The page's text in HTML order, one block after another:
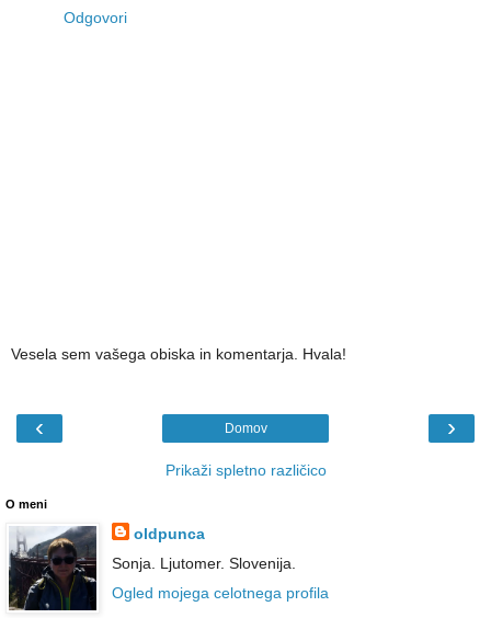
Odgovori
Vesela sem vašega obiska in komentarja. Hvala!
‹ ›
Domov
Prikaži spletno različico
O meni
oldpunca
Sonja. Ljutomer. Slovenija.
Ogled mojega celotnega profila